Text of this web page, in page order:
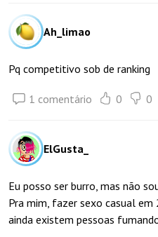
Ah_limao
Pq competitivo sob de ranking
1 comentário 0 0
ElGusta_
Eu posso ser burro, mas não
Pra mim, fazer sexo casual
ainda existem pessoas